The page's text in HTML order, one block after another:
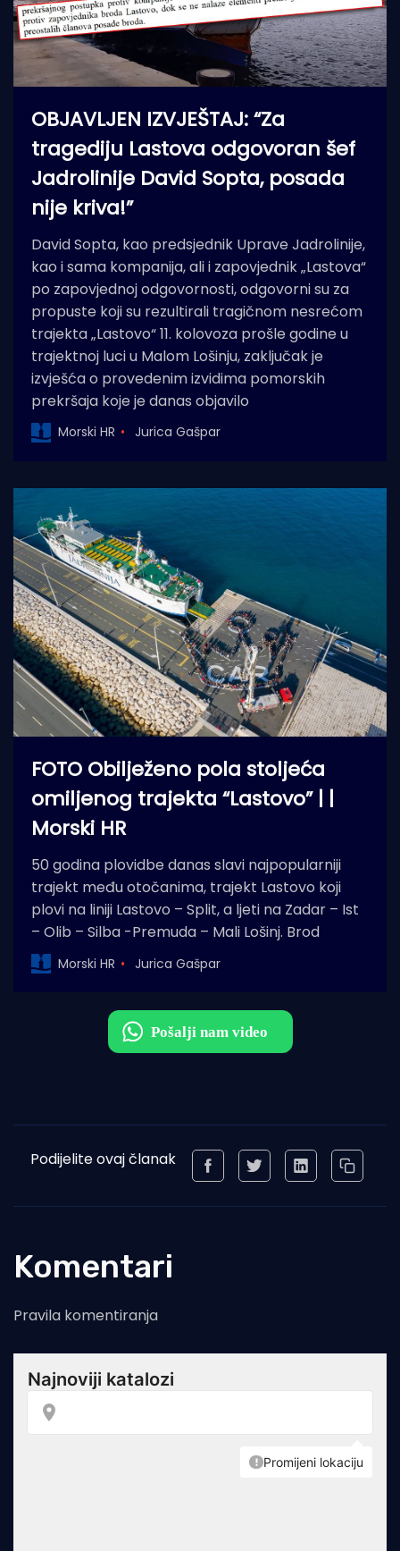
OBJAVLJEN IZVJEŠTAJ: “Za
tragediju Lastova odgovoran šef
Jadrolinije David Sopta, posada
nije kriva!”
David Sopta, kao predsjednik Uprave Jadrolinije,
kao i sama kompanija, ali i zapovjednik „Lastova“
po zapovjednoj odgovornosti, odgovorni su za
propuste koji su rezultirali tragičnom nesrećom
trajekta „Lastovo“ 11. kolovoza prošle godine u
trajektnoj luci u Malom Lošinju, zaključak je
izvješća o provedenim izvidima pomorskih
prekršaja koje je danas objavilo
Morski HR Jurica Gašpar
FOTO Obilježeno pola stoljeća
omiljenog trajekta “Lastovo” | |
Morski HR
50 godina plovidbe danas slavi najpopularniji
trajekt među otočanima, trajekt Lastovo koji
plovi na liniji Lastovo – Split, a ljeti na Zadar – Ist
– Olib – Silba -Premuda – Mali Lošinj. Brod
Morski HR Jurica Gašpar
Podijelite ovaj članak
Komentari
Pravila komentiranja